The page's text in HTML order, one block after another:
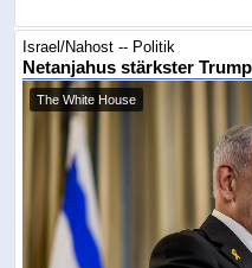
Israel/Nahost -- Politik
Netanjahus stärkster
The White House